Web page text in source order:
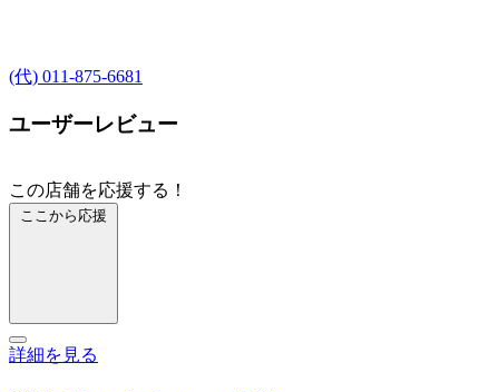
(代) 011-875-6681
ユーザーレビュー
この店舗を応援する！
ここから応援
詳細を見る